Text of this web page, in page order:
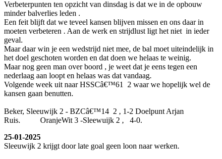
Verbeterpunten ten opzicht van dinsdag is dat we in de opbouw
minder balverlies leden .
Een feit blijft dat we teveel kansen blijven missen en ons daar in
moeten verbeteren . Aan de werk en strijdlust ligt het niet in ieder
geval.
Maar daar win je een wedstrijd niet mee, de bal moet uiteindelijk in
het doel geschoten worden en dat doen we helaas te weinig.
Maar nog geen man over boord , je weet dat je eens tegen een
nederlaag aan loopt en helaas was dat vandaag.
Volgende week uit naar HSSCâ€™61 2 waar we hopelijk wel de
kansen gaan benutten.
Beker, Sleeuwijk 2 - BZCâ€™14 2 , 1-2 Doelpunt Arjan
Ruis. OranjeWit 3 -Sleewuijk 2 , 4-0.
25-01-2025
Sleeuwijk 2 krijgt door late goal geen loon naar werken.